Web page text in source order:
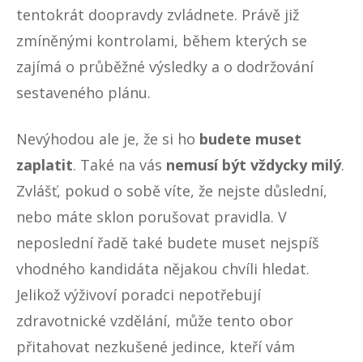
tentokrát doopravdy zvládnete. Právě již
zmíněnými kontrolami, během kterých se
zajímá o průběžné výsledky a o dodržování
sestaveného plánu.
Nevýhodou ale je, že si ho budete muset
zaplatit. Také na vás nemusí být vždycky milý.
Zvlášť, pokud o sobě víte, že nejste důslední,
nebo máte sklon porušovat pravidla. V
neposlední řadě také budete muset nejspíš
vhodného kandidáta nějakou chvíli hledat.
Jelikož výživoví poradci nepotřebují
zdravotnické vzdělání, může tento obor
přitahovat nezkušené jedince, kteří vám